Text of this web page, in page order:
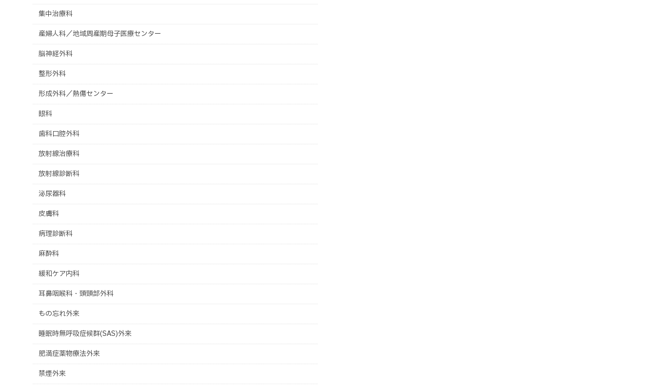
集中治療科
産婦人科／地域周産期母子医療センター
脳神経外科
整形外科
形成外科／熱傷センター
眼科
歯科口腔外科
放射線治療科
放射線診断科
泌尿器科
皮膚科
病理診断科
麻酔科
緩和ケア内科
耳鼻咽喉科・頭頸部外科
もの忘れ外来
睡眠時無呼吸症候群(SAS)外来
肥満症薬物療法外来
禁煙外来